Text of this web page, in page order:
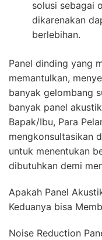
solusi sebagai
dikarenakan
berlebihan.
Panel dinding yang
memantulkan,
banyak gelombang
banyak panel
Bapak/Ibu, Para
mengkonsultasikan
untuk menentukan
dibutuhkan demi
Apakah Panel
Keduanya bisa
Noise Reduction